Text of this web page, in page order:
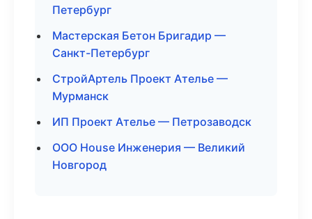
Петербург
Мастерская Бетон Бригадир —
Санкт-Петербург
СтройАртель Проект Ателье —
Мурманск
ИП Проект Ателье — Петрозаводск
ООО House Инженерия — Великий
Новгород